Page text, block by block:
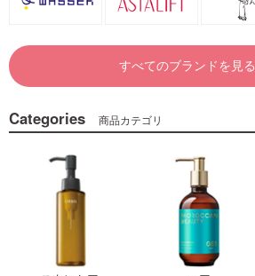
すべてのブランドを見る
Categories 商品カテゴリ